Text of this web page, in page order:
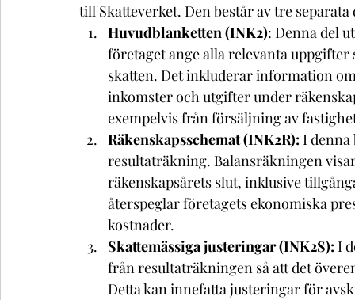
till Skatteverket. Den består av tre separata
Huvudblanketten (INK2): Denna del
företaget ange alla relevanta
skatten. Det inkluderar information
inkomster och utgifter under
exempelvis från försäljning av
Räkenskapsschemat (INK2R): I
resultaträkning. Balansräkningen
räkenskapsårets slut, inklusive
återspeglar företagets ekonomiska
kostnader.
Skattemässiga justeringar (INK2S): I
från resultaträkningen så att det
Detta kan innefatta justeringar för